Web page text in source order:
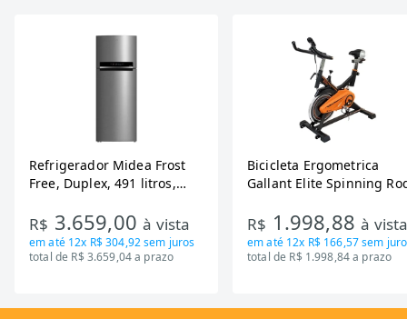
Refrigerador Midea Frost
Free, Duplex, 491 litros,
RT650EVK463)
R$ 3.659,00à vista
em até 12x R$ 304,92sem juros
total de R$ 3.659,04 a prazo
Bicicleta Ergometrica
Gallant Elite Spinning
Mecanica GSB13HBTA-PT
R$ 1.998,88à
em até 12x R$ 166,57sem
total de R$ 1.998,84 a prazo